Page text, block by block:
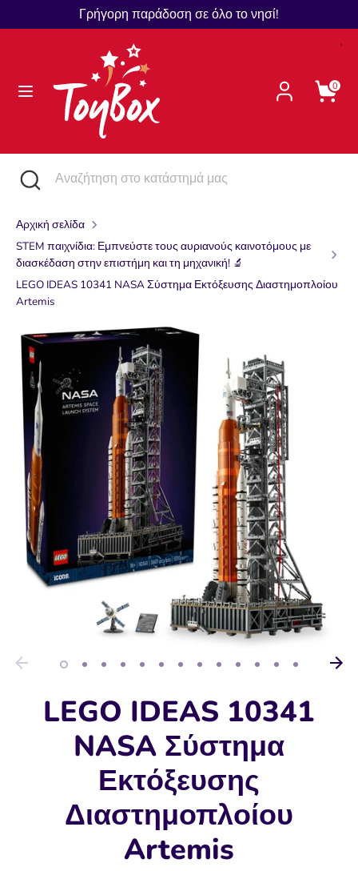
στο
Γρήγορη παράδοση σε όλο το νησί!
0
Γλώσσα
Ελληνικά
ΑναζήτησηΑναζήτηση
στο
κατάστημά
μας
ΑναζήτησηΑναζήτηση
κατάστημά
μας
Κλείστε
αναζήτηση
Αρχική σελίδα
STEM παιχνίδια: Εμπνεύστε τους αυριανούς καινοτόμους με
διασκέδαση στην επιστήμη και τη μηχανική! 🔬
LEGO IDEAS 10341 NASA Σύστημα Εκτόξευσης Διαστημοπλοίου
Artemis
LEGO IDEAS 10341
NASA Σύστημα
Εκτόξευσης
Διαστημοπλοίου
Artemis